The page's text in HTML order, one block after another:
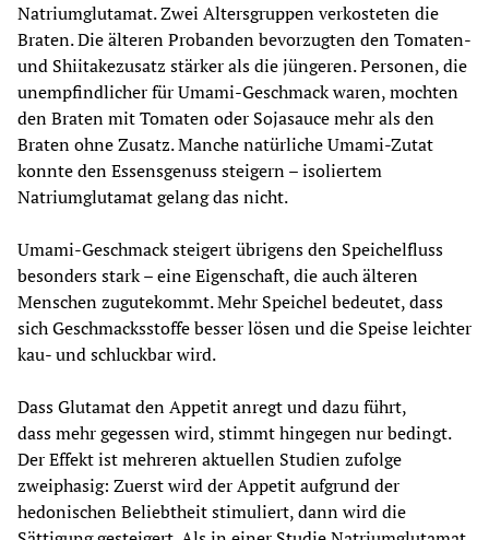
Natriumglutamat. Zwei Altersgruppen verkosteten die
Braten. Die älteren Probanden bevorzugten den Tomaten-
und Shiitakezusatz stärker als die jüngeren. Personen, die
unempfindlicher für Umami-Geschmack waren, mochten
den Braten mit Tomaten oder Sojasauce mehr als den
Braten ohne Zusatz. Manche natürliche Umami-Zutat
konnte den Essensgenuss steigern – isoliertem
Natriumglutamat gelang das nicht.
Umami-Geschmack steigert übrigens den Speichelfluss
besonders stark – eine Eigenschaft, die auch älteren
Menschen zugutekommt. Mehr Speichel bedeutet, dass
sich Geschmacksstoffe besser lösen und die Speise leichter
kau- und schluckbar wird.
Dass Glutamat den Appetit anregt und dazu führt,
dass mehr gegessen wird, stimmt hingegen nur bedingt.
Der Effekt ist mehreren aktuellen Studien zufolge
zweiphasig: Zuerst wird der Appetit aufgrund der
hedonischen Beliebtheit stimuliert, dann wird die